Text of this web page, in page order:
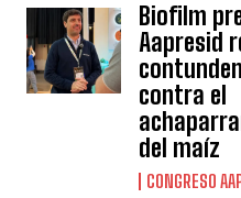
Biofilm
Aapresid
contra el
del maíz
CONGRESO